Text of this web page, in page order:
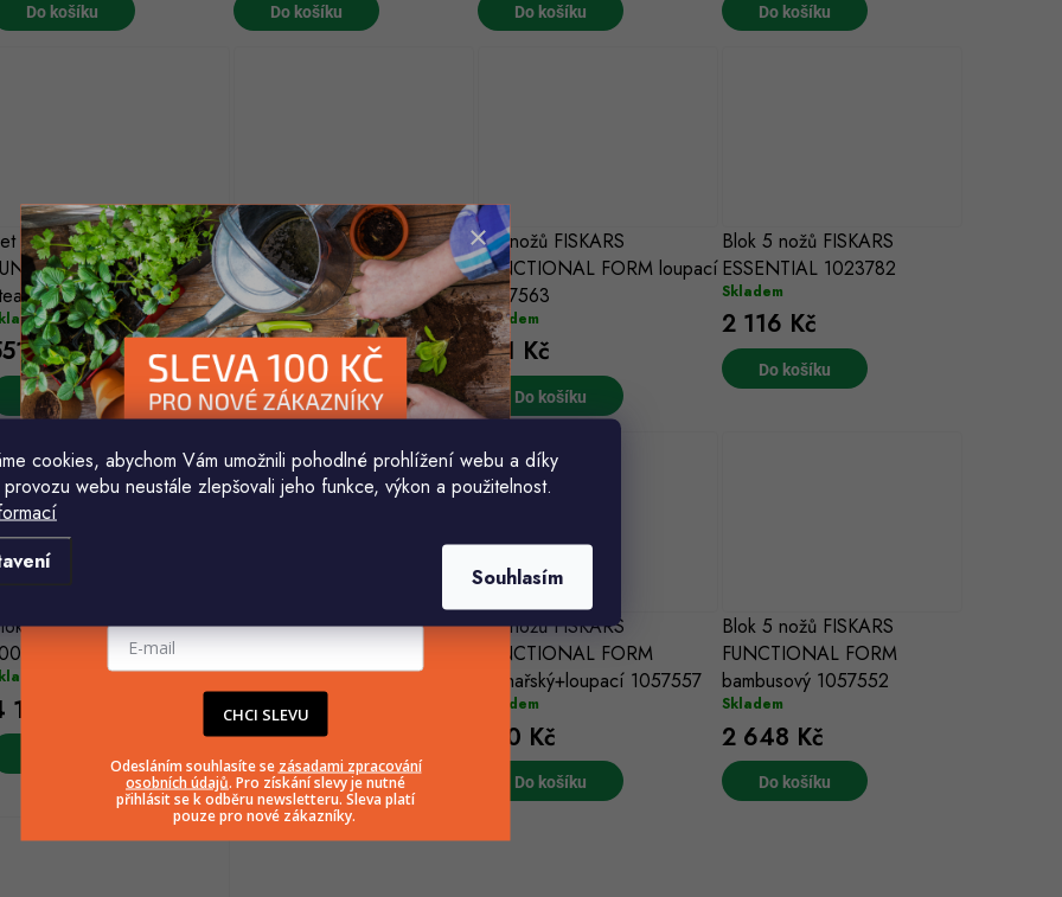
cookies, abychom Vám umožnili pohodlné prohlížení webu a díky
webu neustále zlepšovali jeho funkce, výkon a použitelnost.
Souhlasím
Do košíku Do košíku Do košíku Do košíku
nožů FISKARS
FORM
1057564
Kč
Do košíku
Set nožů FISKARS
FUNCTIONAL FORM
startovací 3ks 1057559
Skladem
1 041 Kč
Do košíku
Set nožů FISKARS
FUNCTIONAL FORM loupací
1057563
Skladem
551 Kč
Do košíku
Blok 5 nožů FISKARS
ESSENTIAL 1023782
Skladem
2 116 Kč
Do košíku
5 nožů FISKARS EDGE
149 Kč
Set nožů FISKARS
oblíbené 3ks 1057556
770 Kč
Do košíku
Set nožů FISKARS
FUNCTIONAL FORM
kuchařský+loupací 1057557
Skladem
770 Kč
Do košíku
Blok 5 nožů FISKARS
FUNCTIONAL FORM
bambusový 1057552
Skladem
2 648 Kč
Do košíku
CHCI SLEVU
Odesláním souhlasíte se zásadami zpracování
osobních údajů. Pro získání slevy je nutné
přihlásit se k odběru newsletteru. Sleva platí
pouze pro nové zákazníky.